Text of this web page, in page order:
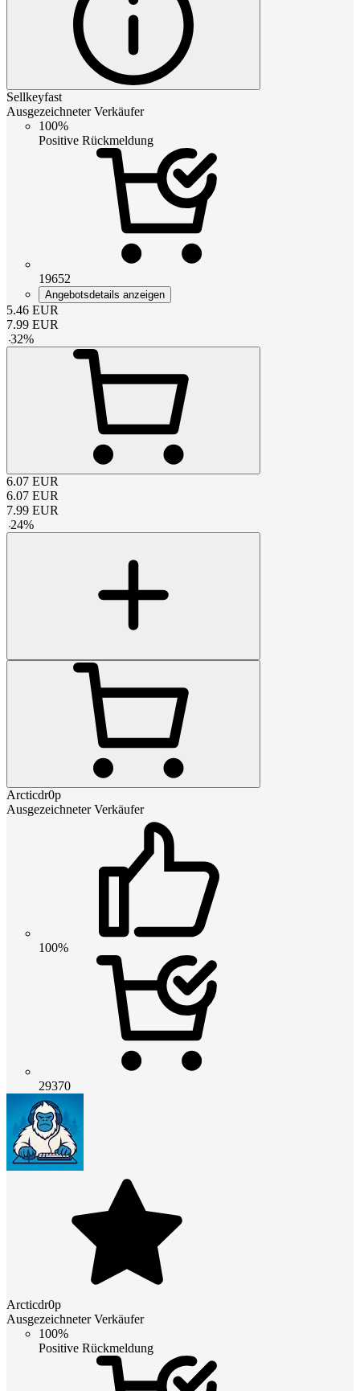
Sellkeyfast
Ausgezeichneter Verkäufer
100%
Positive Rückmeldung
19652
Angebotsdetails anzeigen
5.46 EUR
7.99 EUR
-32%
6.07 EUR
6.07 EUR
7.99 EUR
-24%
Arcticdr0p
Ausgezeichneter Verkäufer
100%
29370
Arcticdr0p
Ausgezeichneter Verkäufer
100%
Positive Rückmeldung